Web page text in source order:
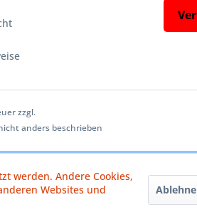
zzgl.
anders beschrieben
werden. Andere Cookies,
Websites und